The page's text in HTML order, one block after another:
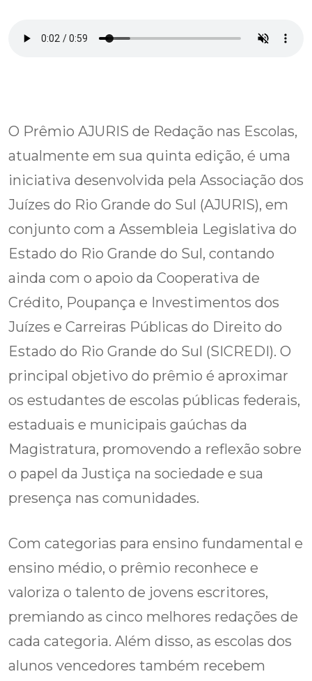
O Prêmio AJURIS de Redação nas Escolas,
atualmente em sua quinta edição, é uma
iniciativa desenvolvida pela Associação dos
Juízes do Rio Grande do Sul (AJURIS), em
conjunto com a Assembleia Legislativa do
Estado do Rio Grande do Sul, contando
ainda com o apoio da Cooperativa de
Crédito, Poupança e Investimentos dos
Juízes e Carreiras Públicas do Direito do
Estado do Rio Grande do Sul (SICREDI). O
principal objetivo do prêmio é aproximar
os estudantes de escolas públicas federais,
estaduais e municipais gaúchas da
Magistratura, promovendo a reflexão sobre
o papel da Justiça na sociedade e sua
presença nas comunidades.
Com categorias para ensino fundamental e
ensino médio, o prêmio reconhece e
valoriza o talento de jovens escritores,
premiando as cinco melhores redações de
cada categoria. Além disso, as escolas dos
alunos vencedores também recebem